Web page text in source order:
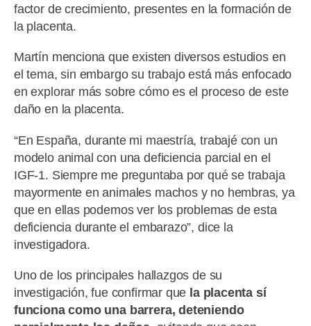
factor de crecimiento, presentes en la formación de
la placenta.
Martín menciona que existen diversos estudios en
el tema, sin embargo su trabajo está más enfocado
en explorar más sobre cómo es el proceso de este
daño en la placenta.
“En España, durante mi maestría, trabajé con un
modelo animal con una deficiencia parcial en el
IGF-1. Siempre me preguntaba por qué se trabaja
mayormente en animales machos y no hembras, ya
que en ellas podemos ver los problemas de esta
deficiencia durante el embarazo”, dice la
investigadora.
Uno de los principales hallazgos de su
investigación, fue confirmar que la placenta sí
funciona como una barrera, deteniendo